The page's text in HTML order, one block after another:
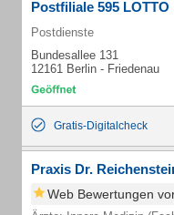
Postfiliale 595 LOTTO
Postdienste
Bundesallee 131
12161 Berlin - Friedenau
Gratis-Digitalcheck
Praxis Dr.
Web Bewertungen